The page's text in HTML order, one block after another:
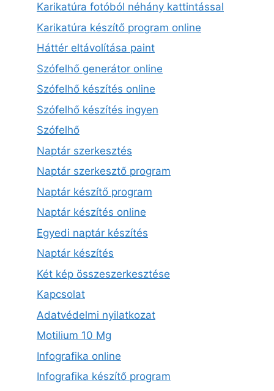
Karikatúra fotóból néhány kattintással
Karikatúra készítő program online
Háttér eltávolítása paint
Szófelhő generátor online
Szófelhő készítés online
Szófelhő készítés ingyen
Szófelhő
Naptár szerkesztés
Naptár szerkesztő program
Naptár készítő program
Naptár készítés online
Egyedi naptár készítés
Naptár készítés
Két kép összeszerkesztése
Kapcsolat
Adatvédelmi nyilatkozat
Motilium 10 Mg
Infografika online
Infografika készítő program